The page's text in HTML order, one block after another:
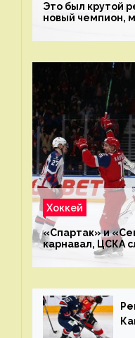
Это был крутой
новый чемпион,
Хоккей
«Спартак» и
карнавал, ЦСКА
чемпиона.
на Западе